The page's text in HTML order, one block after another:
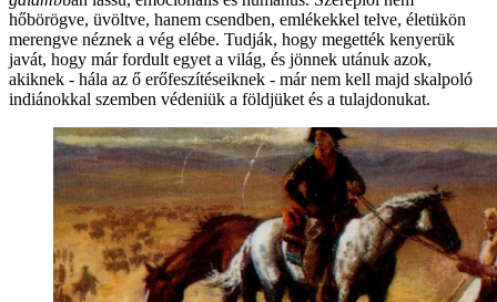
hőbörögve, üvöltve, hanem csendben, emlékekkel telve, életükön
merengve néznek a vég elébe. Tudják, hogy megették kenyerük
javát, hogy már fordult egyet a világ, és jönnek utánuk azok,
akiknek - hála az ő erőfeszítéseiknek - már nem kell majd skalpoló
indiánokkal szemben védeniük a földjüket és a tulajdonukat.